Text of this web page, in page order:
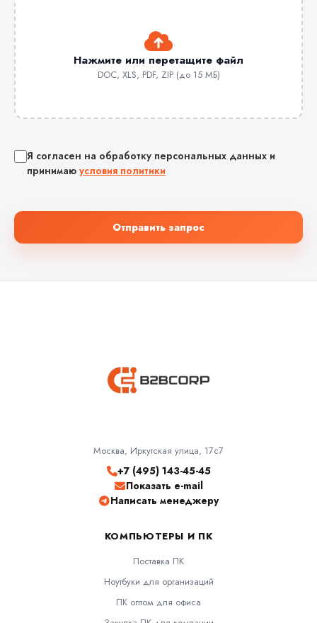
Нажмите или перетащите файл
DOC, XLS, PDF, ZIP (до 15 МБ)
Я согласен на обработку персональных данных и
принимаю условия политики
Отправить запрос
Москва, Иркутская улица, 17с7
+7 (495) 143-45-45
Показать e-mail
Написать менеджеру
КОМПЬЮТЕРЫ И ПК
Поставка ПК
Ноутбуки для организаций
ПК оптом для офиса